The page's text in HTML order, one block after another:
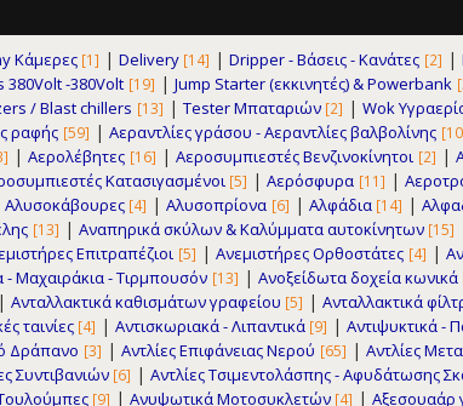
Κάμερες [1] | Delivery [14] | Dripper - Βάσεις - Κανάτες [2] |
380Volt -380Volt [19] | Jump Starter (εκκινητές) & Powerbank
/ Blast chillers [13] | Tester Μπαταριών [2] | Wok
ραφής [59] | Αεραντλίες γράσου - Αεραντλίες βαλβολίνης
| Αερολέβητες [16] | Αεροσυμπιεστές Βενζινοκίνητοι [2] |
Κατασιγασμένοι [5] | Αερόσφυρα [11] |
Αλυσοκάβουρες [4] | Αλυσοπρίονα [6] | Αλφάδια [14] |
[13] | Αναπηρικά σκύλων & Καλύμματα αυτοκίνητων [15]
Επιτραπέζιοι [5] | Ανεμιστήρες Ορθοστάτες [4] |
- Μαχαιράκια - Τιρμπουσόν [13] | Ανοξείδωτα δοχεία κωνικά
| Ανταλλακτικά καθισμάτων γραφείου [5] | Ανταλλακτικά
ταινίες [4] | Αντισκωριακά - Λιπαντικά [9] | Αντιψυκτικά -
Δράπανο [3] | Αντλίες Επιφάνειας Νερού [65] | Αντλίες
Συντιβανιών [6] | Αντλίες Τσιμεντολάσπης - Αφυδάτωσης
Τουλούμπες [9] | Ανυψωτικά Μοτοσυκλετών [4] | Αξεσουαάρ